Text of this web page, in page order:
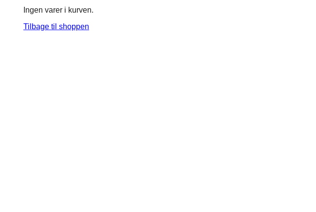
Ingen varer i kurven.
Tilbage til shoppen